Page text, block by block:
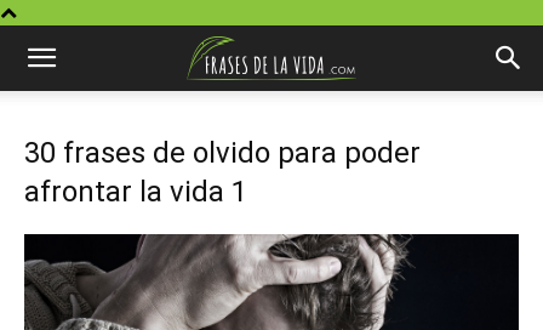
30 frases de olvido para poder
afrontar la vida 1